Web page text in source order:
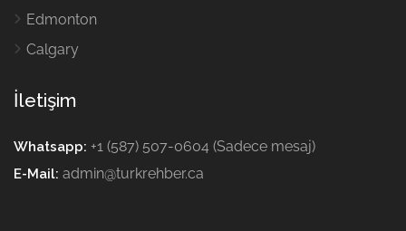
Edmonton
Calgary
İletişim
Whatsapp: +1 (587) 507-0604 (Sadece mesaj)
E-Mail: admin@turkrehber.ca